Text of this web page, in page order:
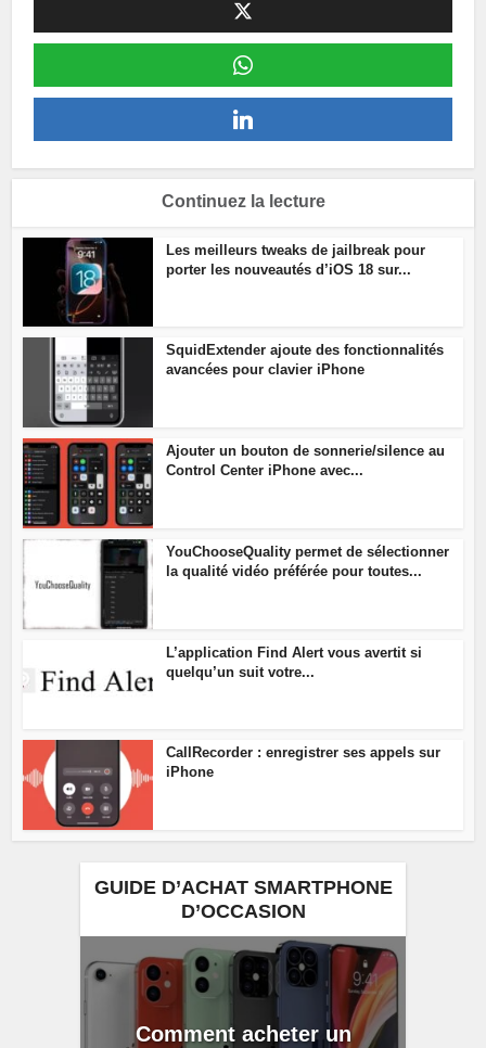
Continuez la lecture
Les meilleurs tweaks de jailbreak pour
porter les nouveautés d’iOS 18 sur...
SquidExtender ajoute des fonctionnalités
avancées pour clavier iPhone
Ajouter un bouton de sonnerie/silence au
Control Center iPhone avec...
YouChooseQuality permet de sélectionner
la qualité vidéo préférée pour toutes...
L’application Find Alert vous avertit si
quelqu’un suit votre...
CallRecorder : enregistrer ses appels sur
iPhone
GUIDE D’ACHAT SMARTPHONE
D’OCCASION
Comment acheter un